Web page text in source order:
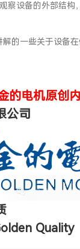
察设备的外部结
解的一些关于设备
的电机原创
公司
Quality